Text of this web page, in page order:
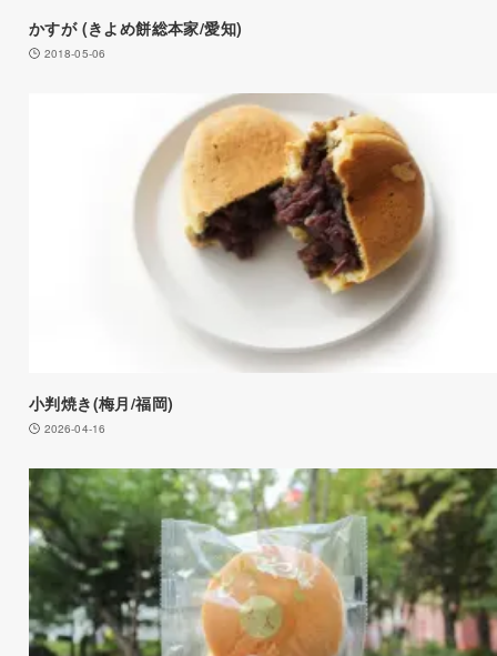
かすが (きよめ餅総本家/愛知)
2018-05-06
小判焼き(梅月/福岡)
2026-04-16